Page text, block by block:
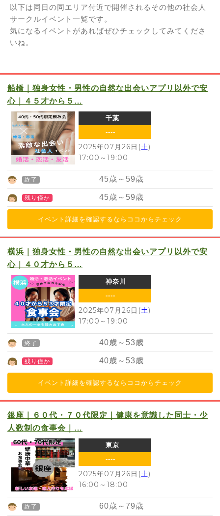
以下は同日の同エリア付近で開催されるその他の社会人
サークルイベント一覧です。
気になるイベントがあればぜひチェックしてみてくださ
いね。
船橋｜独身女性・男性の自然な出会いアプリ以外で安
心｜４５才から５…
千葉
----
2025年07月26日(土)
17:00 ～ 19:00
終了 45歳～ 59歳
残り僅か 45歳～ 59歳
イベント詳細を確認するならココからチェック
横浜｜独身女性・男性の自然な出会いアプリ以外で安
心｜４０才から５…
神奈川
----
2025年07月26日(土)
17:00 ～ 19:00
終了 40歳～ 53歳
残り僅か 40歳～ 53歳
イベント詳細を確認するならココからチェック
銀座｜６０代・７０代限定｜健康を意識した同士・少
人数制の食事会｜…
東京
----
2025年07月26日(土)
16:00 ～ 18:00
終了 60歳～79歳